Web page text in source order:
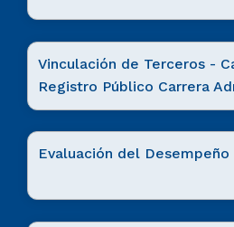
Vinculación de Terceros -
Registro Público Carrera
Evaluación del